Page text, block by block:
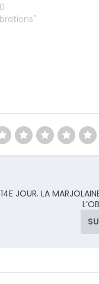
JOUR. LA